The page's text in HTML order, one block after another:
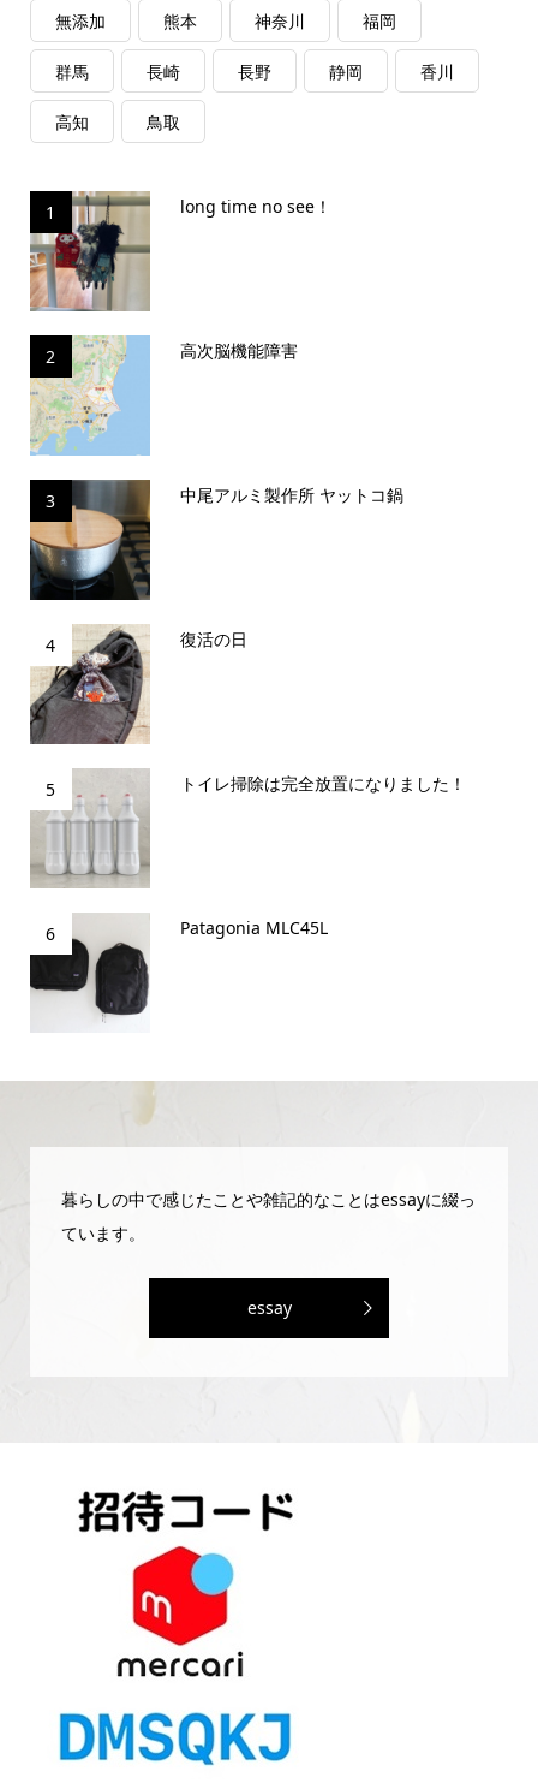
無添加 熊本 神奈川 福岡
群馬 長崎 長野 静岡 香川
高知 鳥取
1 long time no see！
2 高次脳機能障害
3 中尾アルミ製作所 ヤットコ鍋
4 復活の日
5 トイレ掃除は完全放置になりました！
6 Patagonia MLC45L
暮らしの中で感じたことや雑記的なことはessayに綴っ
ています。
essay